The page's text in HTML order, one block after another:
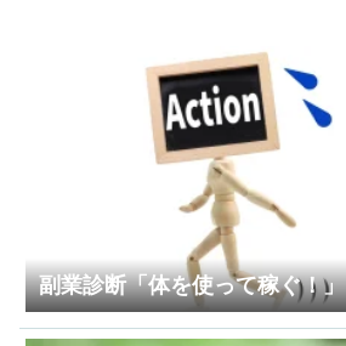
副業診断「体を使って稼ぐ！」